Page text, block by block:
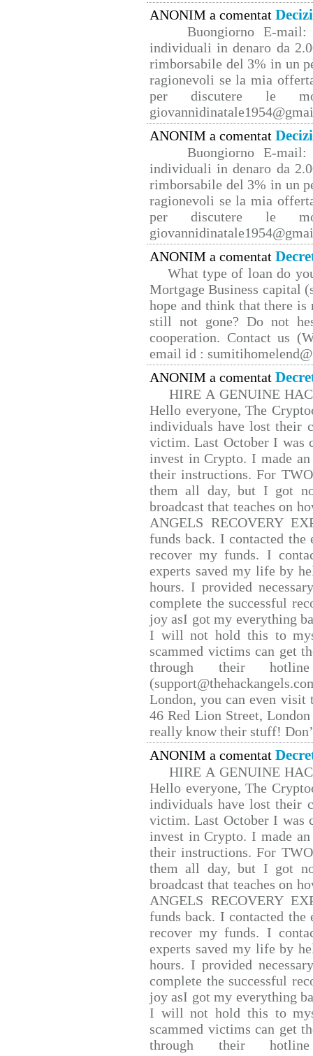
ANONIM a comentat
Buongiorno E-mail:
individuali in denaro da
rimborsabile del 3% in un
ragionevoli se la mia
per discutere le
ANONIM a comentat
Buongiorno E-mail:
individuali in denaro da
rimborsabile del 3% in un
ragionevoli se la mia
per discutere le
ANONIM a comentat
What type of loan do
Mortgage Business capital
hope and think that there
still not gone? Do not
cooperation. Contact us
email id :
ANONIM a comentat
HIRE A GENUINE
Hello everyone, The
individuals have lost their
victim. Last October I was
invest in Crypto. I made
their instructions. For
them all day, but I got
broadcast that teaches on
ANGELS RECOVERY
funds back. I contacted
recover my funds. I
experts saved my life by
hours. I provided
complete the successful
joy asI got my everything
I will not hold this to
scammed victims can get
through their hotline
London, you can even
46 Red Lion Street,
really know their stuff!
ANONIM a comentat
HIRE A GENUINE
Hello everyone, The
individuals have lost their
victim. Last October I was
invest in Crypto. I made
their instructions. For
them all day, but I got
broadcast that teaches on
ANGELS RECOVERY
funds back. I contacted
recover my funds. I
experts saved my life by
hours. I provided
complete the successful
joy asI got my everything
I will not hold this to
scammed victims can get
through their hotline